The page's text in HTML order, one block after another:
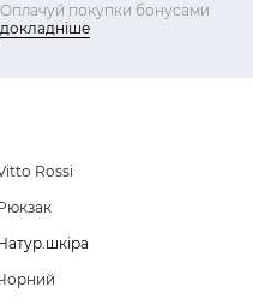
Оплачуй покупки бонусами
докладніше
Rossi